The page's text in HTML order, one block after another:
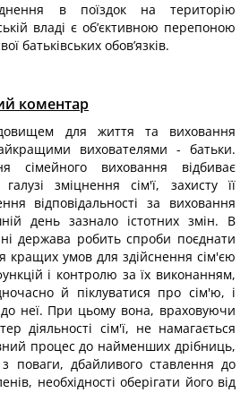
в поїздок на територію
владі є об’єктивною перепоною
батьківських обов’язків.
коментар
для життя та виховання
вихователями - батьки.
сімейного виховання відбиває
зміцнення сім'ї, захисту її
відповідальності за виховання
день зазнало істотних змін. В
держава робить спроби поєднати
кращих умов для здійснення сім'єю
і контролю за їх виконанням,
й піклуватися про сім'ю, і
неї. При цьому вона, враховуючи
діяльності сім'ї, не намагається
процес до найменших дрібниць,
поваги, дбайливого ставлення до
необхідності оберігати його від